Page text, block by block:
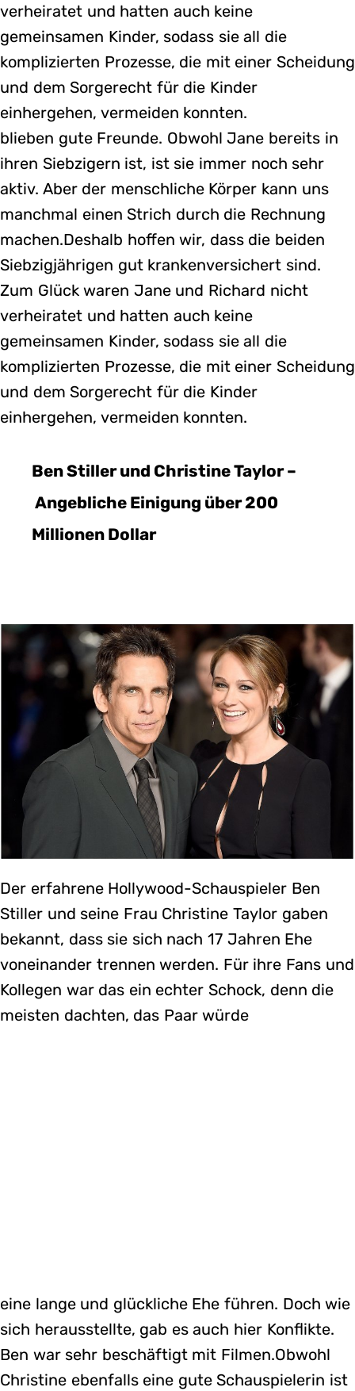
verheiratet und hatten auch keine
gemeinsamen Kinder, sodass sie all die
komplizierten Prozesse, die mit einer Scheidung
und dem Sorgerecht für die Kinder
einhergehen, vermeiden konnten.
blieben gute Freunde. Obwohl Jane bereits in
ihren Siebzigern ist, ist sie immer noch sehr
aktiv. Aber der menschliche Körper kann uns
manchmal einen Strich durch die Rechnung
machen.Deshalb hoffen wir, dass die beiden
Siebzigjährigen gut krankenversichert sind.
Zum Glück waren Jane und Richard nicht
verheiratet und hatten auch keine
gemeinsamen Kinder, sodass sie all die
komplizierten Prozesse, die mit einer Scheidung
und dem Sorgerecht für die Kinder
einhergehen, vermeiden konnten.
Ben Stiller und Christine Taylor –
Angebliche Einigung über 200
Millionen Dollar
Der erfahrene Hollywood-Schauspieler Ben
Stiller und seine Frau Christine Taylor gaben
bekannt, dass sie sich nach 17 Jahren Ehe
voneinander trennen werden. Für ihre Fans und
Kollegen war das ein echter Schock, denn die
meisten dachten, das Paar würde
eine lange und glückliche Ehe führen. Doch wie
sich herausstellte, gab es auch hier Konflikte.
Ben war sehr beschäftigt mit Filmen.Obwohl
Christine ebenfalls eine gute Schauspielerin ist